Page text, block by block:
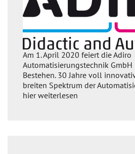
Am 1. April 2020 feiert die Adiro
Automatisierungstechnik
Bestehen. 30 Jahre voll
breiten Spektrum der
hier weiterlesen